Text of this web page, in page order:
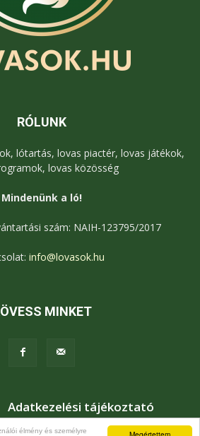
élmény és személyre
RÓLUNK
lótartás, lovas piactér, lovas játékok,
lovas közösség
Mindenünk a ló!
szám: NAIH-123795/2017
info@lovasok.hu
MINKET
Adatkezelési tájékoztató
Karrier Kapcsolat